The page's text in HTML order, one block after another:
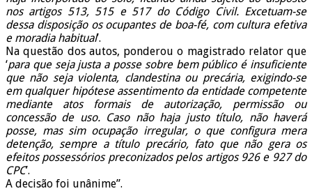
nos artigos 513, 515 e 517 do Código Civil. Excetuam-se
dessa disposição os ocupantes de boa-fé, com cultura efetiva
e moradia habitual’.
Na questão dos autos, ponderou o magistrado relator que
‘para que seja justa a posse sobre bem público é insuficiente
que não seja violenta, clandestina ou precária, exigindo-se
em qualquer hipótese assentimento da entidade competente
mediante atos formais de autorização, permissão ou
concessão de uso. Caso não haja justo título, não haverá
posse, mas sim ocupação irregular, o que configura mera
detenção, sempre a título precário, fato que não gera os
efeitos possessórios preconizados pelos artigos 926 e 927 do
CPC’.
A decisão foi unânime”.